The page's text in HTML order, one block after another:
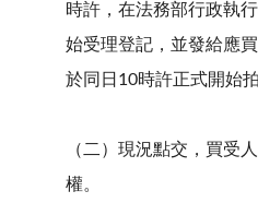
時許，在法務部行政執
始受理登記，並發給應
於同日10時許正式開始拍
（二）現況點交，買受
權。